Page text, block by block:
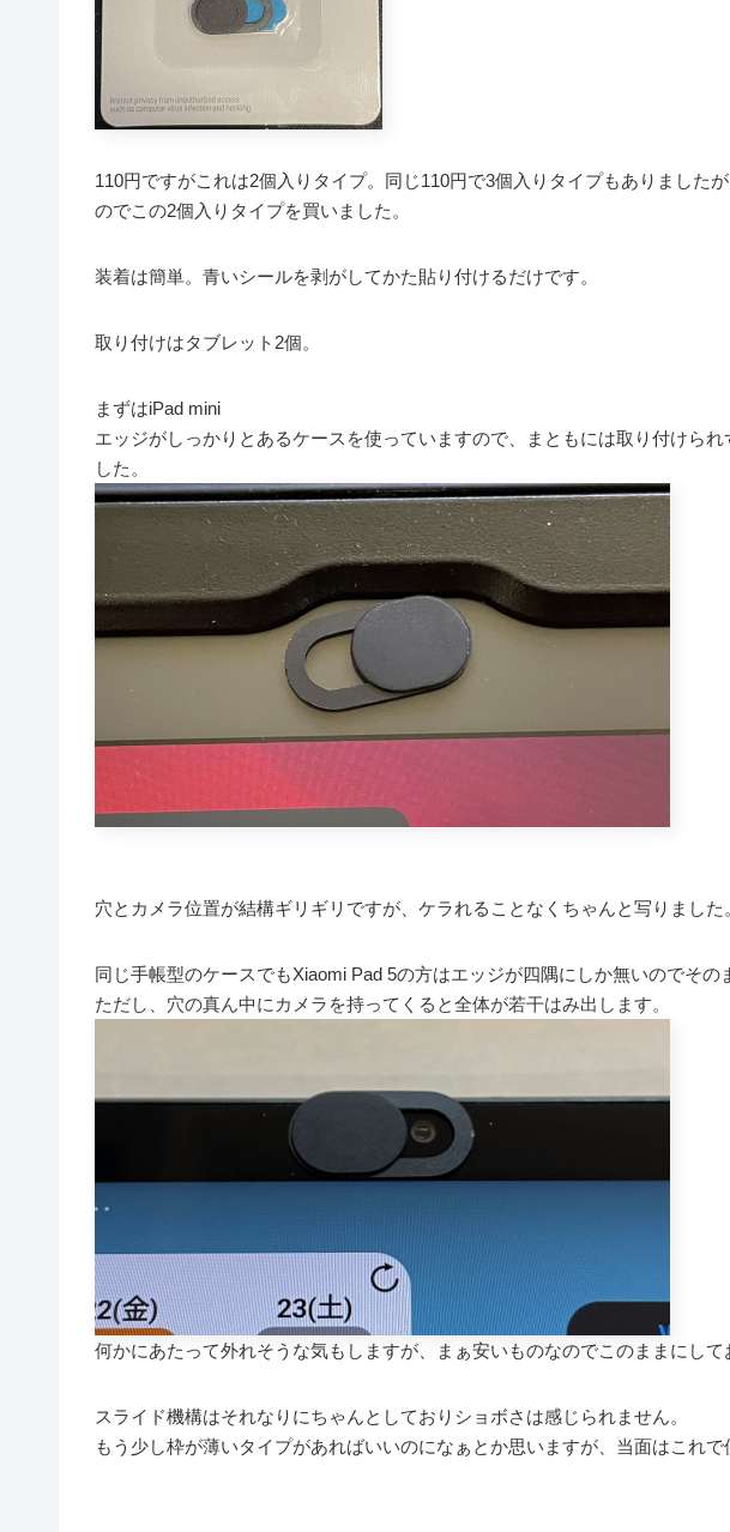
110円ですがこれは2個入りタイプ。同じ110円で3個入りタイプもありました
のでこの2個入りタイプを買いました。
装着は簡単。青いシールを剥がしてかた貼り付けるだけです。
取り付けはタブレット2個。
まずはiPad mini
エッジがしっかりとあるケースを使っていますので、まともには取り付けら
した。
穴とカメラ位置が結構ギリギリですが、ケラれることなくちゃんと写りました
同じ手帳型のケースでもXiaomi Pad 5の方はエッジが四隅にしか無いのでその
ただし、穴の真ん中にカメラを持ってくると全体が若干はみ出します。
何かにあたって外れそうな気もしますが、まぁ安いものなのでこのままにして
スライド機構はそれなりにちゃんとしておりショボさは感じられません。
もう少し枠が薄いタイプがあればいいのになぁとか思いますが、当面はこれで